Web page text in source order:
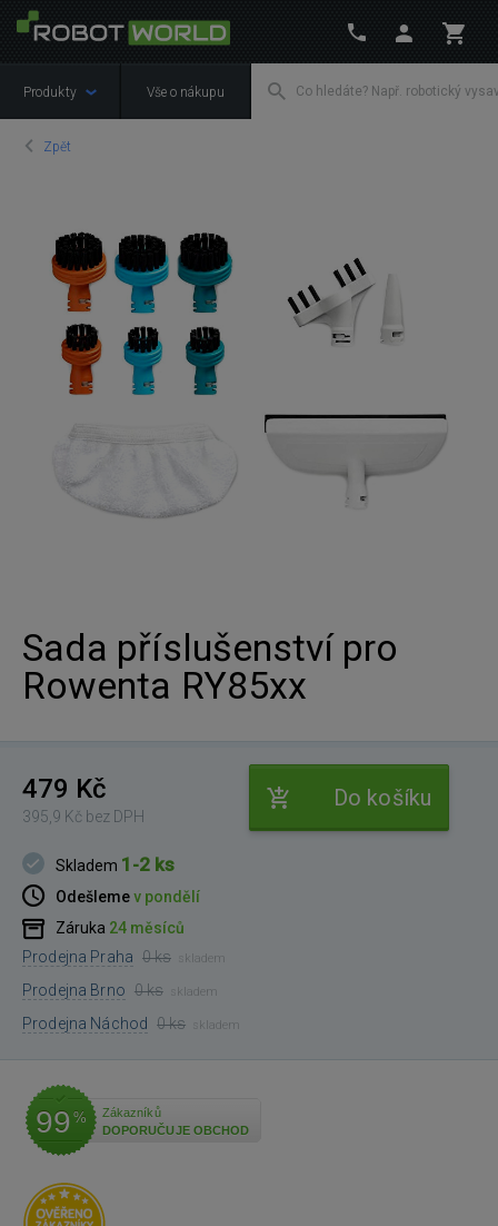
Produkty Vše o nákupu
Zpět
Sada příslušenství pro
Rowenta RY85xx
479 Kč
395,9 Kč bez DPH
Do košíku
Skladem 1-2 ks
Odešlemev pondělí
Záruka 24 měsíců
Prodejna Praha 0 ks skladem
Prodejna Brno 0 ks skladem
Prodejna Náchod 0 ks skladem
99 %
Zákazníků
DOPORUČUJE OBCHOD